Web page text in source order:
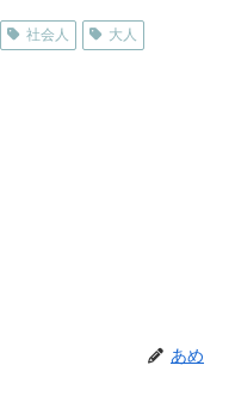
社会人
大人
あめ